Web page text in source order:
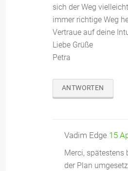
sich der Weg
immer richtige Weg
Vertraue auf deine
Liebe Grüße
Petra
ANTWORTEN
Vadim Edge 15
Merci, spätestens
der Plan